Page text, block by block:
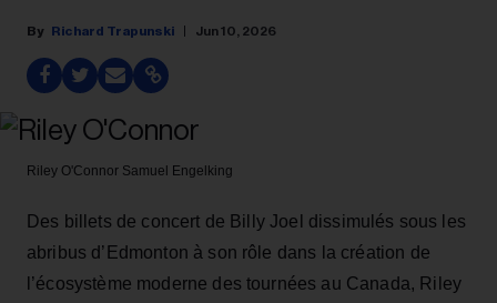
Richard Trapunski Jun 10, 2026
Riley O'Connor Samuel Engelking
Des billets de concert de Billy Joel dissimulés sous les
abribus d’Edmonton à son rôle dans la création de
l’écosystème moderne des tournées au Canada, Riley